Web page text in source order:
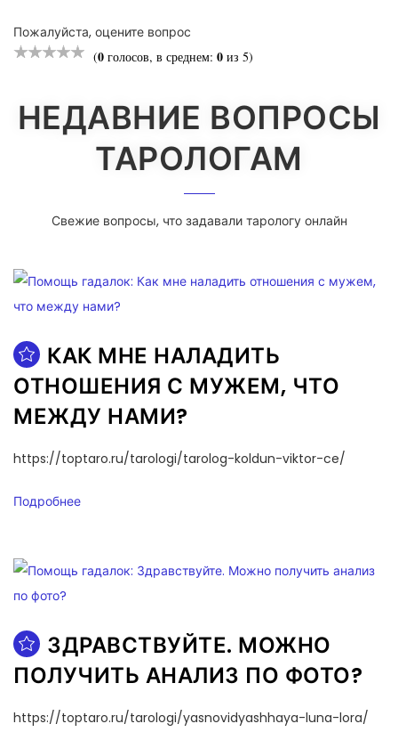
Пожалуйста, оцените вопрос
(0 голосов, в среднем: 0 из 5)
НЕДАВНИЕ ВОПРОСЫ
ТАРОЛОГАМ
Свежие вопросы, что задавали тарологу онлайн
КАК МНЕ НАЛАДИТЬ
ОТНОШЕНИЯ С МУЖЕМ, ЧТО
МЕЖДУ НАМИ?
https://toptaro.ru/tarologi/tarolog-koldun-viktor-ce/
Подробнее
ЗДРАВСТВУЙТЕ. МОЖНО
ПОЛУЧИТЬ АНАЛИЗ ПО ФОТО?
https://toptaro.ru/tarologi/yasnovidyashhaya-luna-lora/